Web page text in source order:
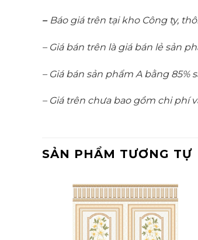
– Báo giá trên tại kho Công ty,
– Giá bán trên là giá bán lẻ sản
– Giá bán sản phẩm A bằng 85%
– Giá trên chưa bao gồm chi phí
SẢN PHẨM TƯƠNG TỰ